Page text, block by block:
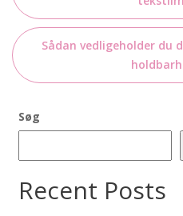
Sådan vedligeholder
Søg
Recent Posts